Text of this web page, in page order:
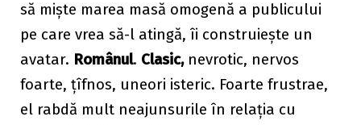
să miște marea masă omogenă a publicului
pe care vrea să-l atingă, îi construiește un
avatar. Românul. Clasic,nevrotic, nervos
foarte, țîfnos, uneori isteric. Foarte frustrae,
el rabdă mult neajunsurile în relația cu